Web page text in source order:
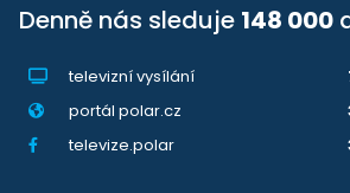
Denně nás sleduje 148 000
televizní vysílání
portál polar.cz
televize.polar